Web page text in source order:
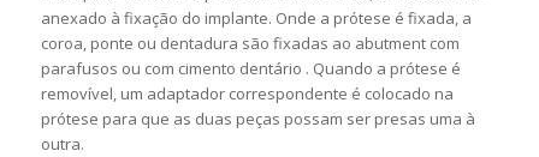
anexado à fixação do implante. Onde a prótese é fixada, a
coroa, ponte ou dentadura são fixadas ao abutment com
parafusos ou com cimento dentário . Quando a prótese é
removível, um adaptador correspondente é colocado na
prótese para que as duas peças possam ser presas uma à
outra.